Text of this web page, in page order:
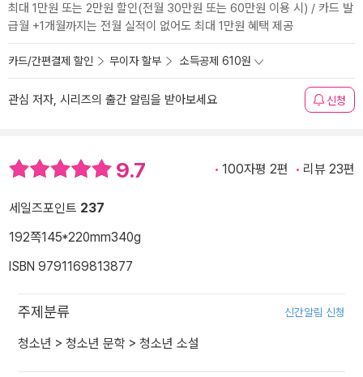
최대 1만원 또는 2만원 할인(전월 30만원 또는 60만원 이용 시) / 카드 발
급월 +1개월까지는 전월 실적이 없어도 최대 1만원 혜택 제공
카드/간편결제 할인 무이자 할부 소득공제 610원
관심 저자, 시리즈의 출간 알림을 받아보세요 신청
9.7 100자평 2편 리뷰 23편
세일즈포인트 237
192쪽145*220mm340g
ISBN 9791169813877
주제분류 신간알림 신청
청소년 > 청소년 문학 > 청소년 소설